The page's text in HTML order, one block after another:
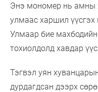
Энэ мономер нь амны
улмаас харшил
Улмаар бие махбодийн
тохиолдолд хавдар
Тэгвэл уян
дурдагдсан дээрх